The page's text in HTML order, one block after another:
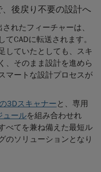
後戻り不要の設計へ
れたフィーチャーは、
CADに転送されます。
していたとしても、スキ
、そのまま設計を進めら
マートな設計プロセスが
3Dスキャナーと、専用
ュールを組み合わせれ
べてを兼ね備えた最短ル
のソリューションとなり